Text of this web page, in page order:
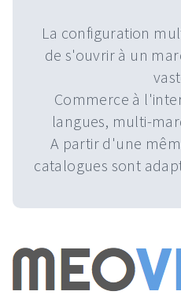
La configuration
de s'ouvrir à un
Commerce à
langues, multi-
A partir d'une
catalogues sont